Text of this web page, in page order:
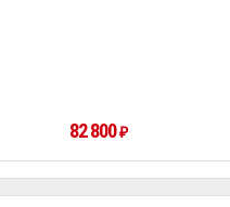
82 800₽